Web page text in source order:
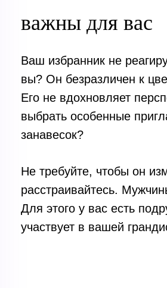
важны для вас
Ваш избранник не
вы? Он безразличен к
Его не вдохновляет
выбрать особенные
занавесок?
Не требуйте, чтобы он
расстраивайтесь.
Для этого у вас есть
участвует в вашей